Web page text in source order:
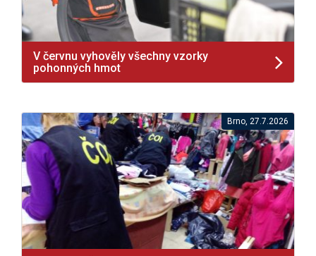
V červnu vyhověly všechny vzorky
pohonných hmot
Brno, 27.7.2026